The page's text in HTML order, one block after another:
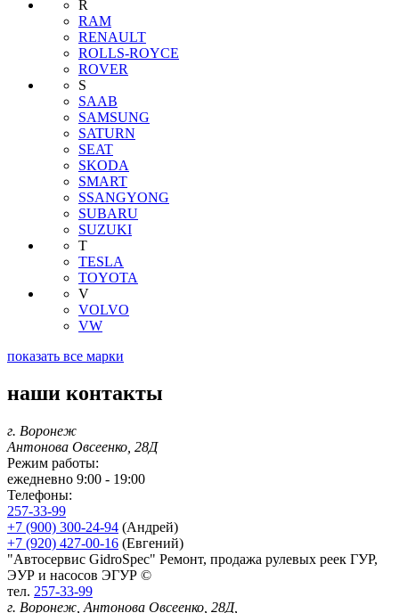
R
RAM
RENAULT
ROLLS-ROYCE
ROVER
S
SAAB
SAMSUNG
SATURN
SEAT
SKODA
SMART
SSANGYONG
SUBARU
SUZUKI
T
TESLA
TOYOTA
V
VOLVO
VW
показать все марки
наши контакты
г. Воронеж
Антонова Овсеенко, 28Д
Режим работы:
ежедневно 9:00 - 19:00
Телефоны:
257-33-99
+7 (900) 300-24-94 (Андрей)
+7 (920) 427-00-16 (Евгений)
"Автосервис GidroSpec" Ремонт, продажа рулевых реек ГУР,
ЭУР и насосов ЭГУР ©
тел. 257-33-99
г. Воронеж, Антонова Овсеенко, 28Д,